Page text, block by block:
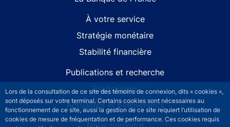
Lors de la consultation de ce site des témoins de connexion, dits « cookies »,
sont déposés sur votre terminal. Certains cookies sont nécessaires au
fonctionnement de ce site, aussi la gestion de ce site requiert l’utilisation de
cookies de mesure de fréquentation et de performance. Ces cookies requis
À votre service
Stratégie monétaire
Stabilité financière
Publications et recherche
Statistiques
Actualités et événements